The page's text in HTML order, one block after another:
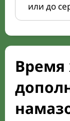
или до
Время